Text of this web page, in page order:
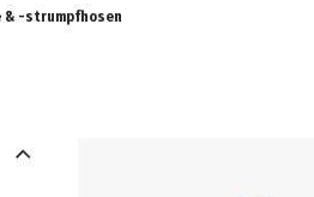
-strumpfhosen